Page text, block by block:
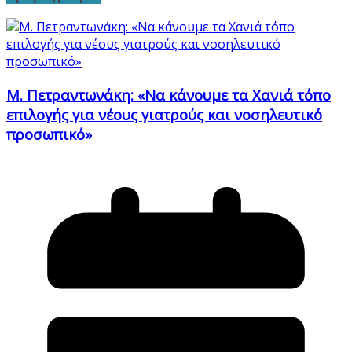
Μ. Πετραντωνάκη: «Να κάνουμε τα Χανιά τόπο
επιλογής για νέους γιατρούς και νοσηλευτικό
προσωπικό»